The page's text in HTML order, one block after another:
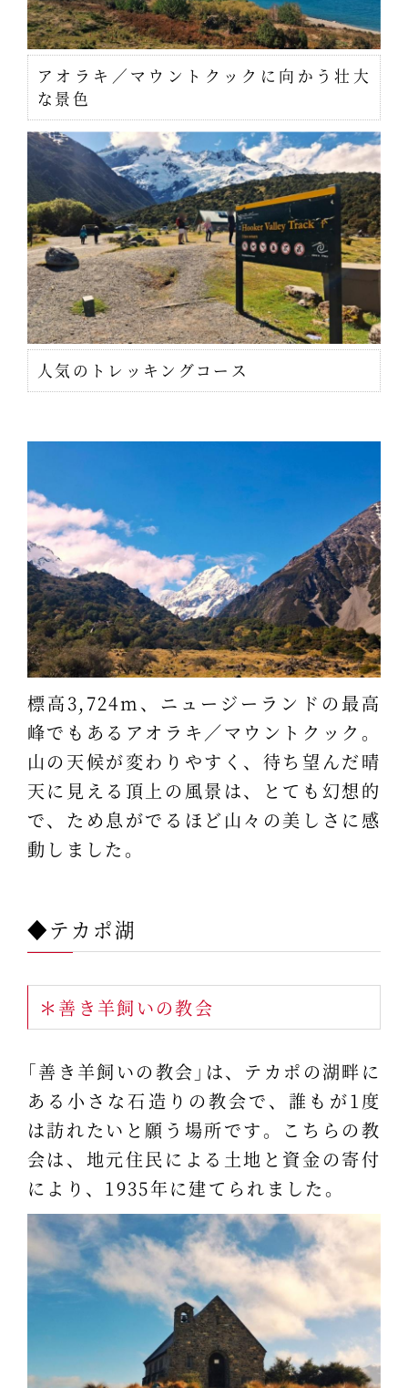
アオラキ／マウントクックに向かう壮大
な景色
人気のトレッキングコース
標高3,724m、ニュージーランドの最高
峰でもあるアオラキ／マウントクック。
山の天候が変わりやすく、待ち望んだ晴
天に見える頂上の風景は、とても幻想的
で、ため息がでるほど山々の美しさに感
動しました。
◆テカポ湖
＊善き羊飼いの教会
｢善き羊飼いの教会｣は、テカポの湖畔に
ある小さな石造りの教会で、誰もが1度
は訪れたいと願う場所です。こちらの教
会は、地元住民による土地と資金の寄付
により、1935年に建てられました。